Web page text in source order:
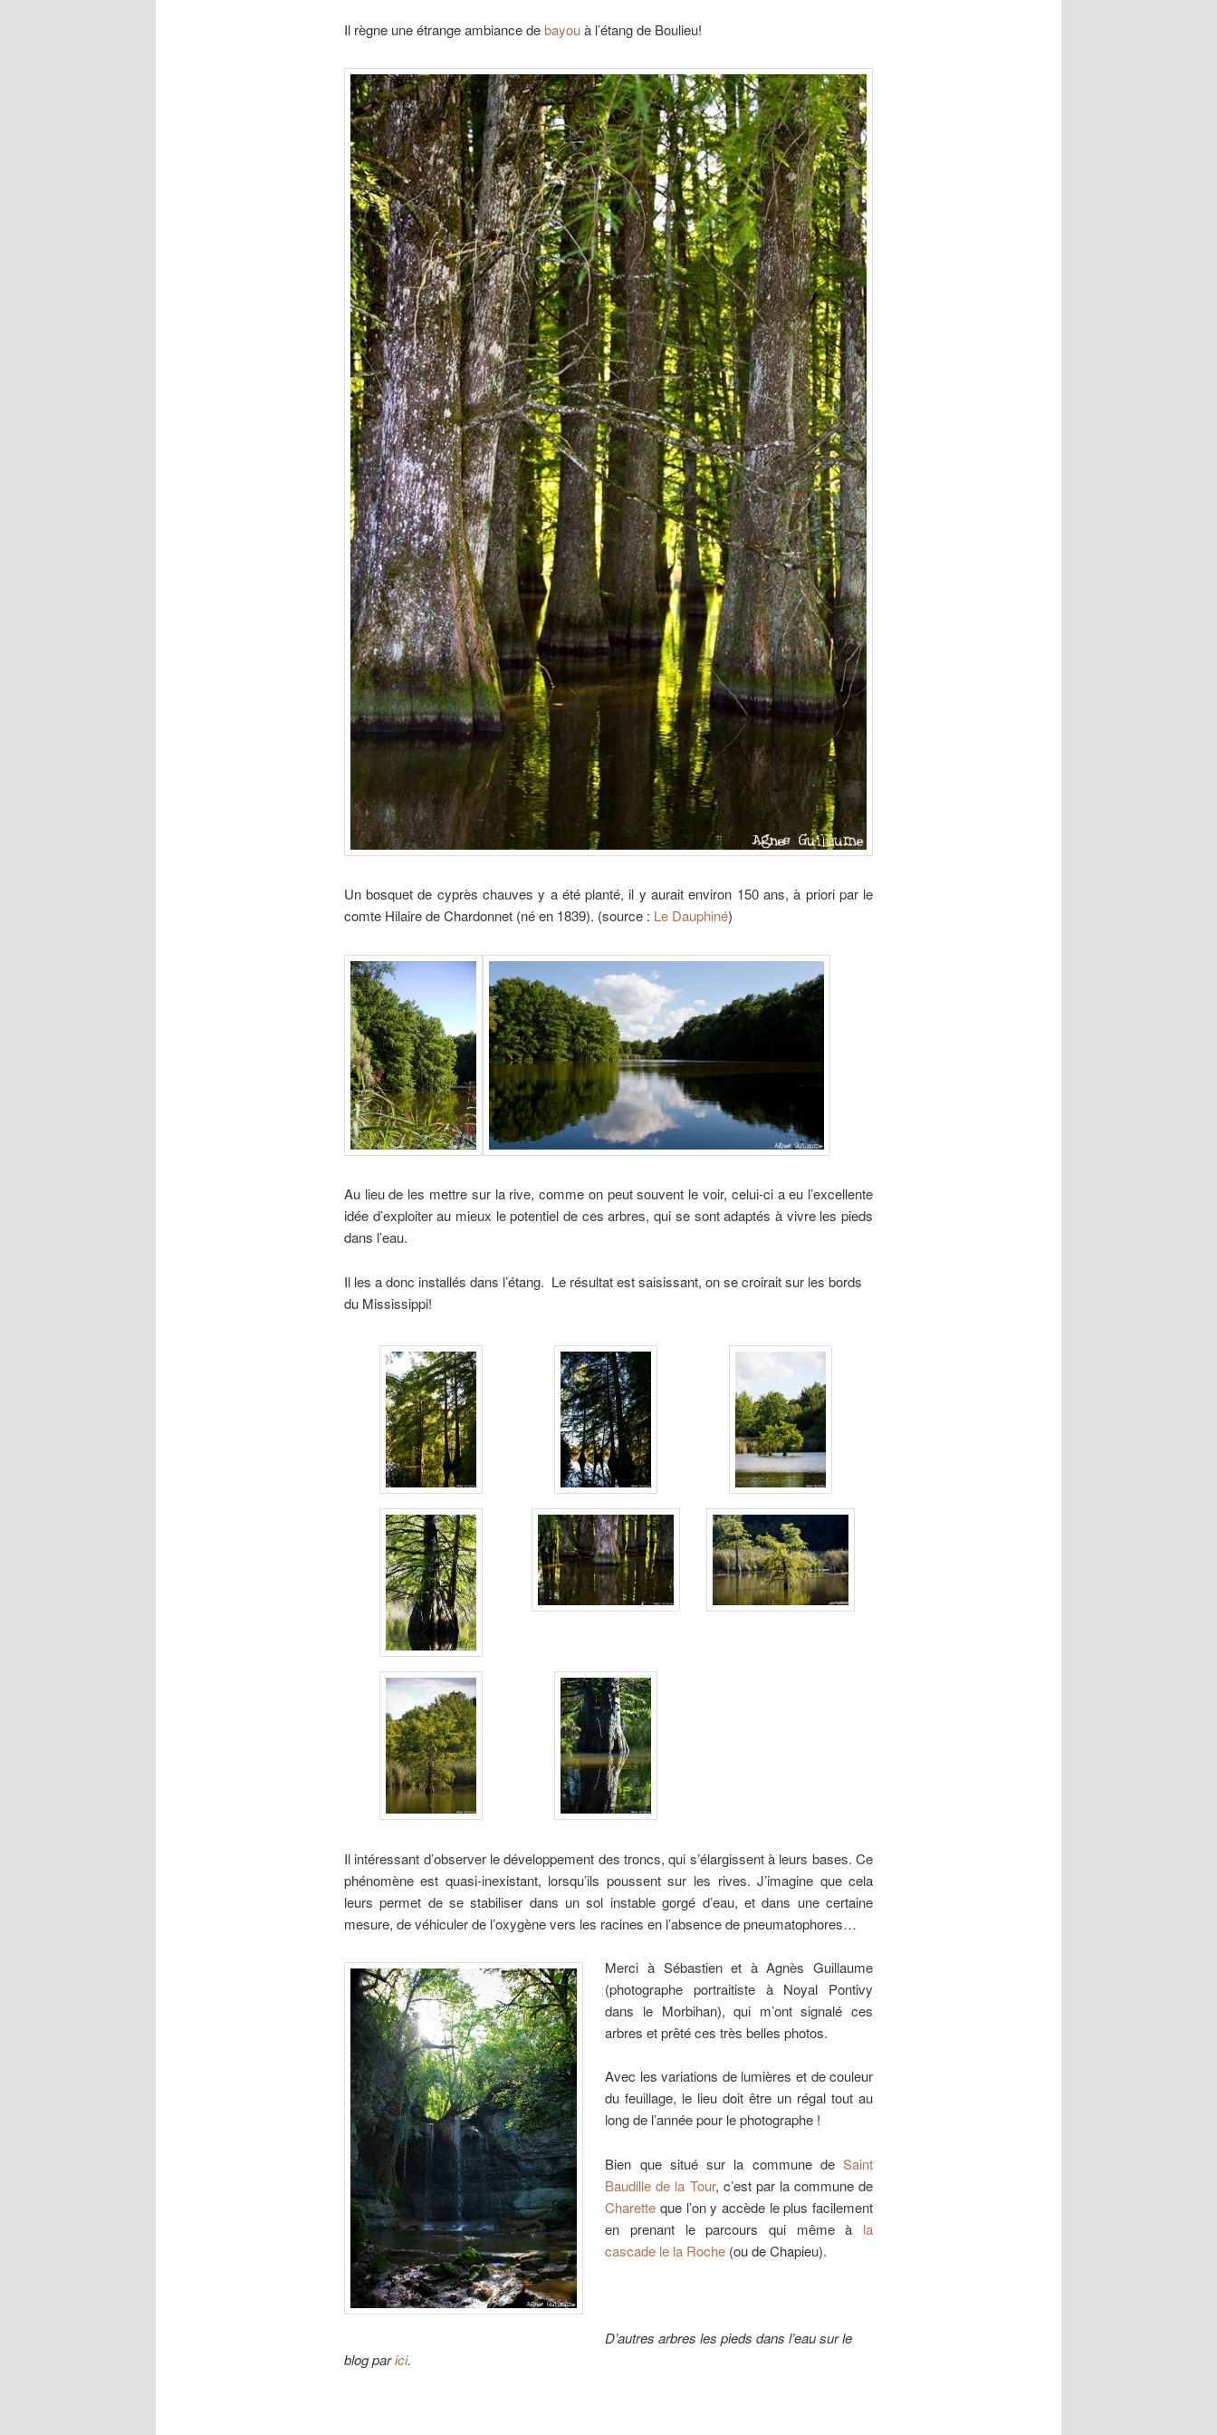
Il règne une étrange ambiance debayouà l’étang de Boulieu!
Un bosquet de cyprès chauves y a été planté, il y aurait environ 150 ans, à priori par le
comte Hilaire de Chardonnet (né en 1839). (source : Le Dauphiné)
Au lieu de les mettre sur la rive, comme on peut souvent le voir, celui-ci a eu l’excellente
idée d’exploiter au mieux le potentiel de ces arbres, qui se sont adaptés à vivre les pieds
dans l’eau.
Il les a donc installés dans l’étang. Le résultat est saisissant, on se croirait sur les bords
du Mississippi!
Il intéressant d’observer le développement des troncs, qui s’élargissent à leurs bases. Ce
phénomène est quasi-inexistant, lorsqu’ils poussent sur les rives. J’imagine que cela
leurs permet de se stabiliser dans un sol instable gorgé d’eau, et dans une certaine
mesure, de véhiculer de l’oxygène vers les racines en l’absence de pneumatophores…
Merci à Sébastien et à Agnès Guillaume
(photographe portraitiste à Noyal Pontivy
dans le Morbihan), qui m’ont signalé ces
arbres et prêté ces très belles photos.
Avec les variations de lumières et de couleur
du feuillage, le lieu doit être un régal tout au
long de l’année pour le photographe !
Bien que situé sur la commune deSaint
Baudille de la Tour, c’est par la commune de
Charette que l’on y accède le plus facilement
en prenant le parcours qui même à la
cascade le la Roche (ou de Chapieu).
D’autres arbres les pieds dans l’eau sur le
blog parici.